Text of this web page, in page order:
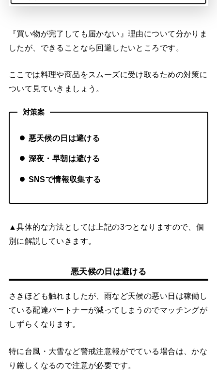
『買い物が完了しても届かない』理由について分かりま
したが、できることなら回避したいところです。
ここでは料理や商品をスムーズに受け取るための対策に
ついて見ていきましょう。
対策案
悪天候の日は避ける
深夜・早朝は避ける
SNSで情報収集する
▲具体的な方法としては上記の3つとなりますので、個
別に解説していきます。
悪天候の日は避ける
さきほども触れましたが、雨など天候の悪い日は稼働し
ている配達パートナーが減ってしまうのでマッチングが
しずらくなります。
特に台風・大雪など警戒注意報がでている場合は、かな
り厳しくなるので注意が必要です。